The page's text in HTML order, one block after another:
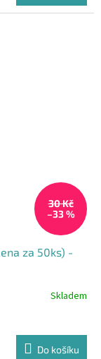
30 Kč
–33 %
za 50ks) -
Skladem
Do košíku